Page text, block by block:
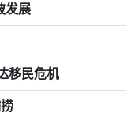
发展
移民危机